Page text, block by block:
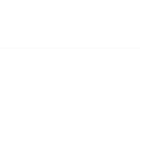
た原子核反応を考えた】
マクスウェル